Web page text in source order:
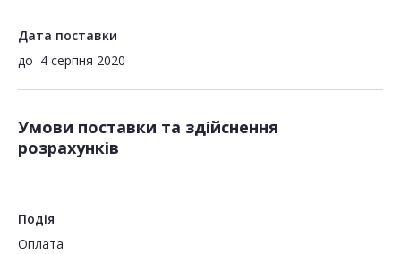
Дата поставки
до 4 серпня 2020
Умови поставки та здійснення
розрахунків
Подія
Оплата